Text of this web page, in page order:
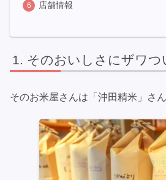
店舗情報
そのおいしさにザワつ
そのお米屋さんは「沖田精米」さん